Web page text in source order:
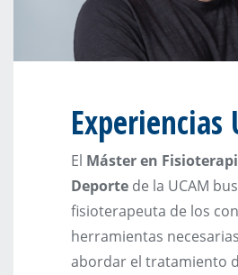
Experiencias
El Máster en
Deporte de la UCAM
fisioterapeuta de los
herramientas
abordar el tratamiento